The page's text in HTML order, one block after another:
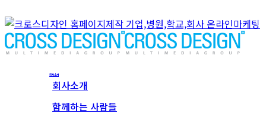
회사소개
회사소개
함께하는 사람들